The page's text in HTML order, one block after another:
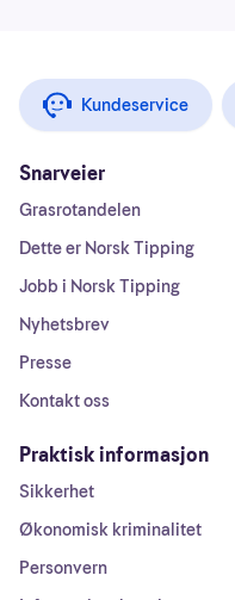
Kundeservice
Snarveier
Grasrotandelen
Dette er Norsk Tipping
Jobb i Norsk Tipping
Nyhetsbrev
Presse
Kontakt oss
Praktisk informasjon
Sikkerhet
Økonomisk kriminalitet
Personvern